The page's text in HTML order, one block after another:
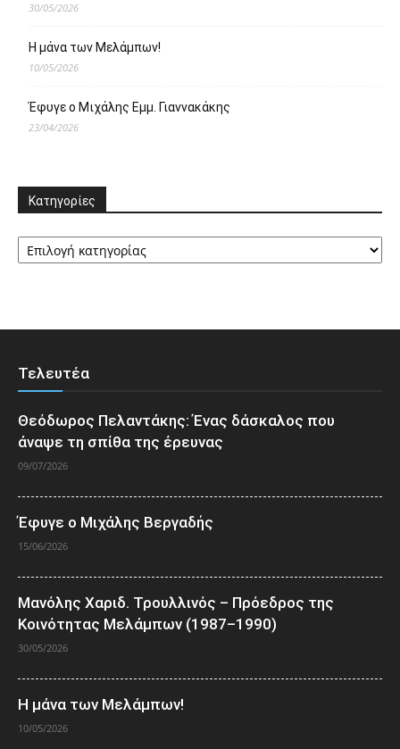
30/05/2026
Η μάνα των Μελάμπων!
10/05/2026
Έφυγε ο Μιχάλης Εμμ. Γιαννακάκης
23/04/2026
Κατηγορίες
Κατηγορίες
Τελευτέα
Θεόδωρος Πελαντάκης: Ένας δάσκαλος που
άναψε τη σπίθα της έρευνας
09/07/2026
Έφυγε ο Μιχάλης Βεργαδής
15/06/2026
Μανόλης Χαριδ. Τρουλλινός – Πρόεδρος της
Κοινότητας Μελάμπων (1987–1990)
30/05/2026
Η μάνα των Μελάμπων!
10/05/2026